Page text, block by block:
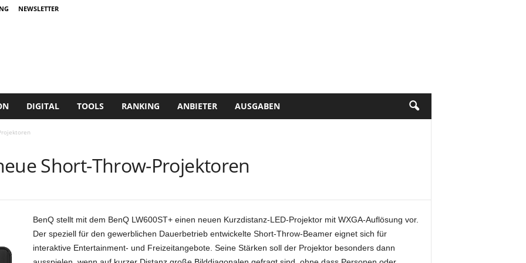
NEWSLETTER
DIGITAL TOOLS RANKING ANBIETER AUSGABEN
Short-Throw-Projektoren
BenQ stellt mit dem BenQ LW600ST+ einen neuen Kurzdistanz-LED-Projektor mit WXGA-Auflösung vor.
Der speziell für den gewerblichen Dauerbetrieb entwickelte Short-Throw-Beamer eignet sich für
interaktive Entertainment- und Freizeitangebote. Seine Stärken soll der Projektor besonders dann